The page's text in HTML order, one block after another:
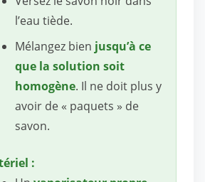
l’eau tiède.
Mélangez bien jusqu’à ce
que la solution soit
homogène. Il ne doit plus y
avoir de « paquets » de
savon.
: